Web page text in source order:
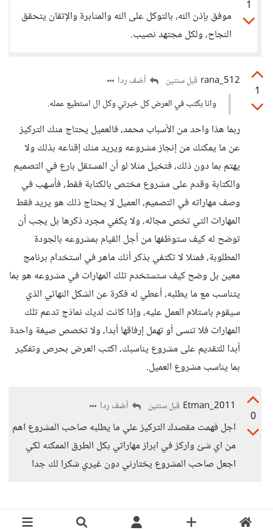
1
موفق بإذن الله، بالتوكل على الله والمثابرة والإتقان يتحقق
النجاح، ولكل مجتهد نصيب.
1
rana_512 قبل سنتين
أضف ردا
وانا بكتب في العرض كل خبرتي وكل ال استطيع عمله.
ربما هذا واحد من الأسباب محمد، فالعميل يحتاج منك التركيز
عن ما يمكنك من إنجاز مشروعه ويريد منك إقناعه بذلك ولا
يهتم بما دون ذلك، فتخيل مثلا لو أن المستقل بارع في التصميم
والكتابة وقدم على مشروع مختص بالكتابة فقط، فأسهب في
وصف مهاراته في التصميم، العميل لا يحتاج ذلك هو يريد فقط
المهارات التي تخص مجاله، ولا يكفي مجرد ذكرها بل يجب أن
توضح له كيف ستوظفها من أجل القيام بمشروعه بالجودة
المطلوبة، فمثلا لا تكتفي بذكر أنك ماهر في استخدام برنامج
معين بل وضح كيف ستستخدم تلك المهارات في مشروعه هو بما
يتناسب مع ما يطلبه، أعطي له فكرة عن الشكل النهائي الذي
سيقوم باستلام العمل عليه، وإذا كانت لديك نماذج تدعم تلك
المهارات فلا تنسى أو تهمل إرفاقها أبدا، ولا تخصص صيغة واحدة
أبدا للتقديم على مشروع يناسبك، اكتب العرض بحرص وتفكير
بما يناسب مشروع العميل.
0
Etman_2011 قبل سنتين أضف ردا
اجل فهمت مقصدك التركيز علي ما يطلبه صاحب المشروع اهم
من اي شئ واركز في ابراز مهاراتي بكل الطرق الممكنه لكي
اجعل صاحب المشروع يختارني دون غيري شكرا لك جدا